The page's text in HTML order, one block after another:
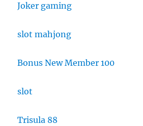
Joker gaming
slot mahjong
Bonus New Member 100
slot
Trisula 88